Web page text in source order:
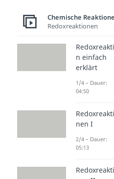
Im
aller
Systems
GHS).
jeweils
Piktogramm
Chemische
Redoxreaktionen
n einfach
erklärt
1/4 – Dauer:
04:50
nen I
2/4 – Dauer:
05:13